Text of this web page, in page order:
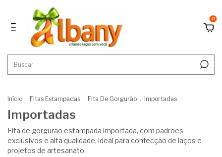
0
Início . Fitas Estampadas . Fita De Gorgurão . Importadas
Importadas
Fita de gorgurão estampada importada, com padrões
exclusivos e alta qualidade, ideal para confecção de laços e
projetos de artesanato.